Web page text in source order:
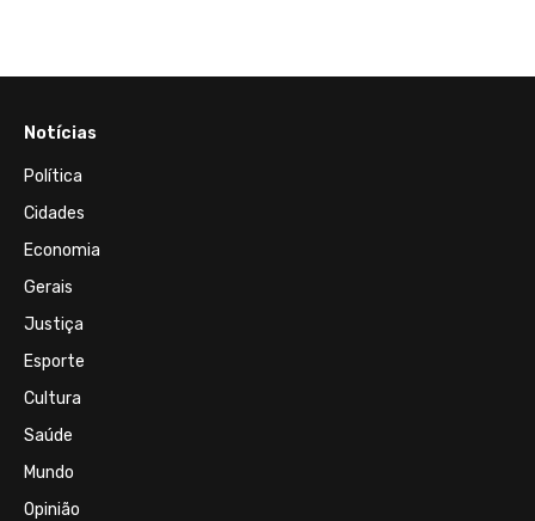
Notícias
Política
Cidades
Economia
Gerais
Justiça
Esporte
Cultura
Saúde
Mundo
Opinião